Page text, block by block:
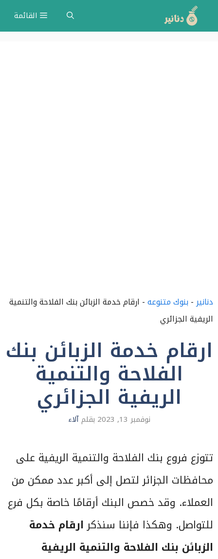
انتقل
إلى
القائمة
دنانير-بنوك متنوعه- ارقام خدمة الزبائن بنك الفلاحة والتنمية
الريفية الجزائري
ارقام خدمة الزبائن بنك
الفلاحة والتنمية
الريفية الجزائري
نوفمبر 13, 2023 بقلمآلاء
تتوزع فروع بنك الفلاحة والتنمية الريفية على
محافظات الجزائر لتصل إلى أكبر عدد ممكن من
العملاء. وقد خصص البنك أرقامًا خاصة بكل فرع
للتواصل. وهكذا فإننا سنذكرارقام خدمة
الزبائن بنك الفلاحة والتنمية الريفية